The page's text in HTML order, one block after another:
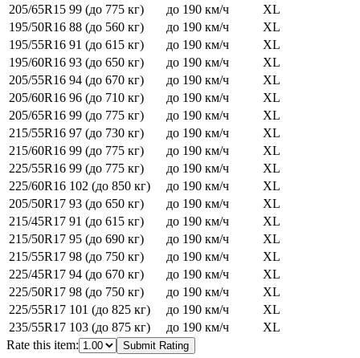
205/65R15 99 (до 775 кг) до 190 км/ч
XL
195/50R16 88 (до 560 кг) до 190 км/ч
XL
195/55R16 91 (до 615 кг) до 190 км/ч
XL
195/60R16 93 (до 650 кг) до 190 км/ч
XL
205/55R16 94 (до 670 кг) до 190 км/ч
XL
205/60R16 96 (до 710 кг) до 190 км/ч
XL
205/65R16 99 (до 775 кг) до 190 км/ч
XL
215/55R16 97 (до 730 кг) до 190 км/ч
XL
215/60R16 99 (до 775 кг) до 190 км/ч
XL
225/55R16 99 (до 775 кг) до 190 км/ч
XL
225/60R16 102 (до 850 кг) до 190 км/ч
XL
205/50R17 93 (до 650 кг) до 190 км/ч
XL
215/45R17 91 (до 615 кг) до 190 км/ч
XL
215/50R17 95 (до 690 кг) до 190 км/ч
XL
215/55R17 98 (до 750 кг) до 190 км/ч
XL
225/45R17 94 (до 670 кг) до 190 км/ч
XL
225/50R17 98 (до 750 кг) до 190 км/ч
XL
225/55R17 101 (до 825 кг) до 190 км/ч
XL
235/55R17 103 (до 875 кг) до 190 км/ч
XL
Rate this item:
Submit Rating